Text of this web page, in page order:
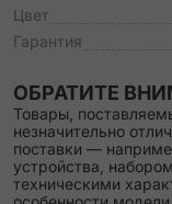
Цвет
Гарантия
ОБРАТИТЕ
Товары,
незначительно
поставки —
устройства,
техническими